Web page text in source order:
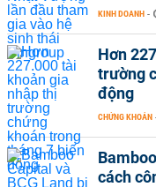
KINH DOANH -
Hơn
trường
động
CHỨNG KHOÁN
cách